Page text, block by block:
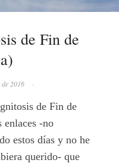
de Fin de
2016 ·
de Fin de
enlaces -no
estos días y no he
querido- que